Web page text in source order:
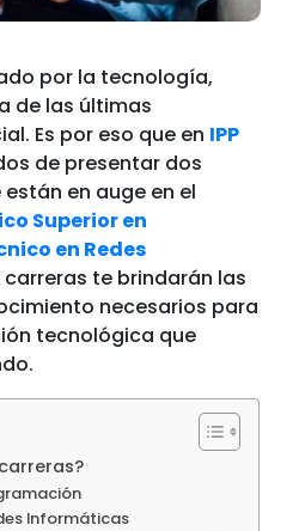
por la tecnología,
de las últimas
Es por eso que en IPP
de presentar dos
en auge en el
Superior en
en Redes
carreras te brindarán las
necesarios para
tecnológica que
Informáticas